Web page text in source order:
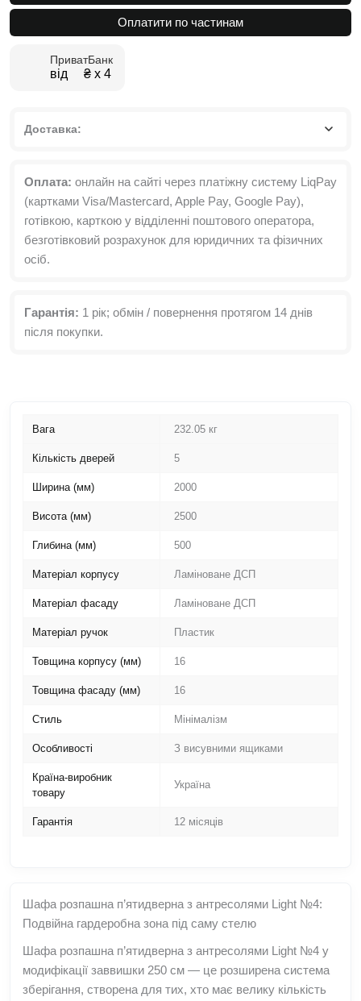
антресолями
200х250x50
Оплатити по частинам
ПриватБанк
від ₴ х 4
Доставка:
Оплата: онлайн на сайті через платіжну систему LiqPay
(картками Visa/Mastercard, Apple Pay, Google Pay),
готівкою, карткою у відділенні поштового оператора,
безготівковий розрахунок для юридичних та фізичних
осіб.
Гарантія: 1 рік; обмін / повернення протягом 14 днів
після покупки.
Вага 232.05 кг
Кількість дверей 5
Ширина (мм) 2000
Висота (мм) 2500
Глибина (мм) 500
Матеріал корпусу Ламіноване ДСП
Матеріал фасаду Ламіноване ДСП
Матеріал ручок Пластик
Товщина корпусу (мм) 16
Товщина фасаду (мм) 16
Стиль Мінімалізм
Особливості З висувними ящиками
Країна-виробник
товару
Україна
Гарантія 12 місяців
Шафа розпашна п’ятидверна з антресолями Light №4:
Подвійна гардеробна зона під саму стелю
Шафа розпашна п’ятидверна з антресолями Light №4 у
модифікації заввишки 250 см — це розширена система
зберігання, створена для тих, хто має велику кількість